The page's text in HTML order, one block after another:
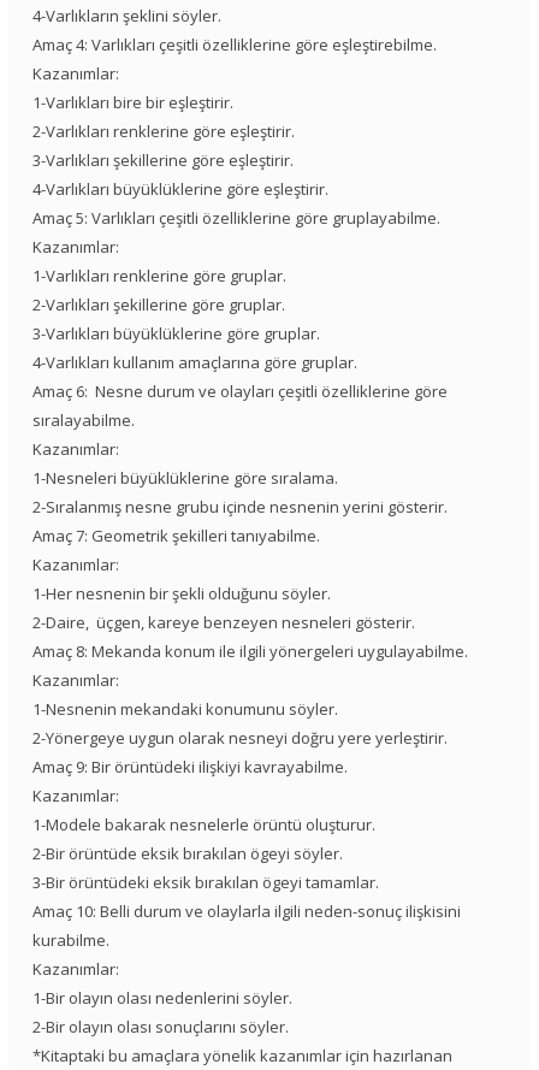
4-Varlıkların şeklini söyler.
Amaç 4: Varlıkları çeşitli özelliklerine göre eşleştirebilme.
Kazanımlar:
1-Varlıkları bire bir eşleştirir.
2-Varlıkları renklerine göre eşleştirir.
3-Varlıkları şekillerine göre eşleştirir.
4-Varlıkları büyüklüklerine göre eşleştirir.
Amaç 5: Varlıkları çeşitli özelliklerine göre gruplayabilme.
Kazanımlar:
1-Varlıkları renklerine göre gruplar.
2-Varlıkları şekillerine göre gruplar.
3-Varlıkları büyüklüklerine göre gruplar.
4-Varlıkları kullanım amaçlarına göre gruplar.
Amaç 6: Nesne durum ve olayları çeşitli özelliklerine göre
sıralayabilme.
Kazanımlar:
1-Nesneleri büyüklüklerine göre sıralama.
2-Sıralanmış nesne grubu içinde nesnenin yerini gösterir.
Amaç 7: Geometrik şekilleri tanıyabilme.
Kazanımlar:
1-Her nesnenin bir şekli olduğunu söyler.
2-Daire, üçgen, kareye benzeyen nesneleri gösterir.
Amaç 8: Mekanda konum ile ilgili yönergeleri uygulayabilme.
Kazanımlar:
1-Nesnenin mekandaki konumunu söyler.
2-Yönergeye uygun olarak nesneyi doğru yere yerleştirir.
Amaç 9: Bir örüntüdeki ilişkiyi kavrayabilme.
Kazanımlar:
1-Modele bakarak nesnelerle örüntü oluşturur.
2-Bir örüntüde eksik bırakılan ögeyi söyler.
3-Bir örüntüdeki eksik bırakılan ögeyi tamamlar.
Amaç 10: Belli durum ve olaylarla ilgili neden-sonuç ilişkisini
kurabilme.
Kazanımlar:
1-Bir olayın olası nedenlerini söyler.
2-Bir olayın olası sonuçlarını söyler.
*Kitaptaki bu amaçlara yönelik kazanımlar için hazırlanan